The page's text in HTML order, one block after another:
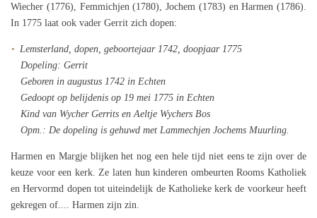
Wiecher (1776), Femmichjen (1780), Jochem (1783) en Harmen (1786).
In 1775 laat ook vader Gerrit zich dopen:
Lemsterland, dopen, geboortejaar 1742, doopjaar 1775
Dopeling: Gerrit
Geboren in augustus 1742 in Echten
Gedoopt op belijdenis op 19 mei 1775 in Echten
Kind van Wycher Gerrits en Aeltje Wychers Bos
Opm.: De dopeling is gehuwd met Lammechjen Jochems Muurling.
Harmen en Margje blijken het nog een hele tijd niet eens te zijn over de
keuze voor een kerk. Ze laten hun kinderen ombeurten Rooms Katholiek
en Hervormd dopen tot uiteindelijk de Katholieke kerk de voorkeur heeft
gekregen of.... Harmen zijn zin.